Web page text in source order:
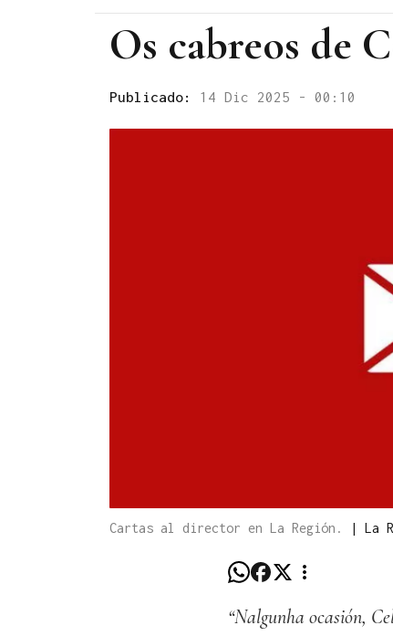
Os cabreos de
Publicado: 14 Dic 2025 - 00:10
Cartas al director en La Región. | La
“Nalgunha ocasión,